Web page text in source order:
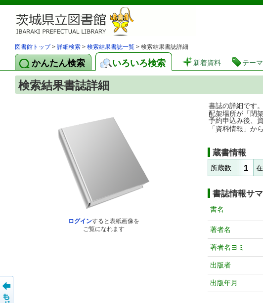
茨城県
図書館トップ> 詳細検索 > 検索結果書誌一覧 > 検索結果書誌詳細
かんたん検索 いろいろ検索 新着資料 テー
検索結果書誌詳細
ログインすると表紙画像を
ご覧になれます
書誌の詳細です
配架場所が「閉
予約申込み後、
「資料情報」か
蔵書情報
所蔵数 1
書誌情報サ
書名
著者名
著者名ヨミ
出版者
出版年月